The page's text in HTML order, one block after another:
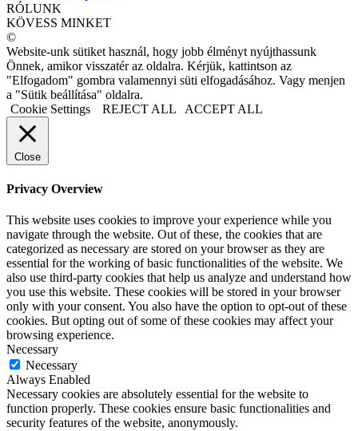
RÓLUNK
KÖVESS MINKET
©
Website-unk sütiket használ, hogy jobb élményt nyújthassunk
Önnek, amikor visszatér az oldalra. Kérjük, kattintson az
"Elfogadom" gombra valamennyi süti elfogadásához. Vagy menjen
a "Sütik beállítása" oldalra.
Cookie Settings
REJECT ALL ACCEPT ALL
Close
Privacy Overview
This website uses cookies to improve your experience while you
navigate through the website. Out of these, the cookies that are
categorized as necessary are stored on your browser as they are
essential for the working of basic functionalities of the website. We
also use third-party cookies that help us analyze and understand how
you use this website. These cookies will be stored in your browser
only with your consent. You also have the option to opt-out of these
cookies. But opting out of some of these cookies may affect your
browsing experience.
Necessary
Necessary
Always Enabled
Necessary cookies are absolutely essential for the website to
function properly. These cookies ensure basic functionalities and
security features of the website, anonymously.